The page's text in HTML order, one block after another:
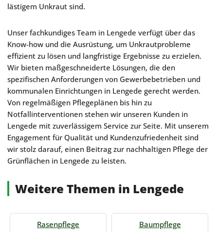
lästigem Unkraut sind.
Unser fachkundiges Team in Lengede verfügt über das
Know-how und die Ausrüstung, um Unkrautprobleme
effizient zu lösen und langfristige Ergebnisse zu erzielen.
Wir bieten maßgeschneiderte Lösungen, die den
spezifischen Anforderungen von Gewerbebetrieben und
kommunalen Einrichtungen in Lengede gerecht werden.
Von regelmäßigen Pflegeplänen bis hin zu
Notfallinterventionen stehen wir unseren Kunden in
Lengede mit zuverlässigem Service zur Seite. Mit unserem
Engagement für Qualität und Kundenzufriedenheit sind
wir stolz darauf, einen Beitrag zur nachhaltigen Pflege der
Grünflächen in Lengede zu leisten.
Weitere Themen in Lengede
Rasenpflege Baumpflege